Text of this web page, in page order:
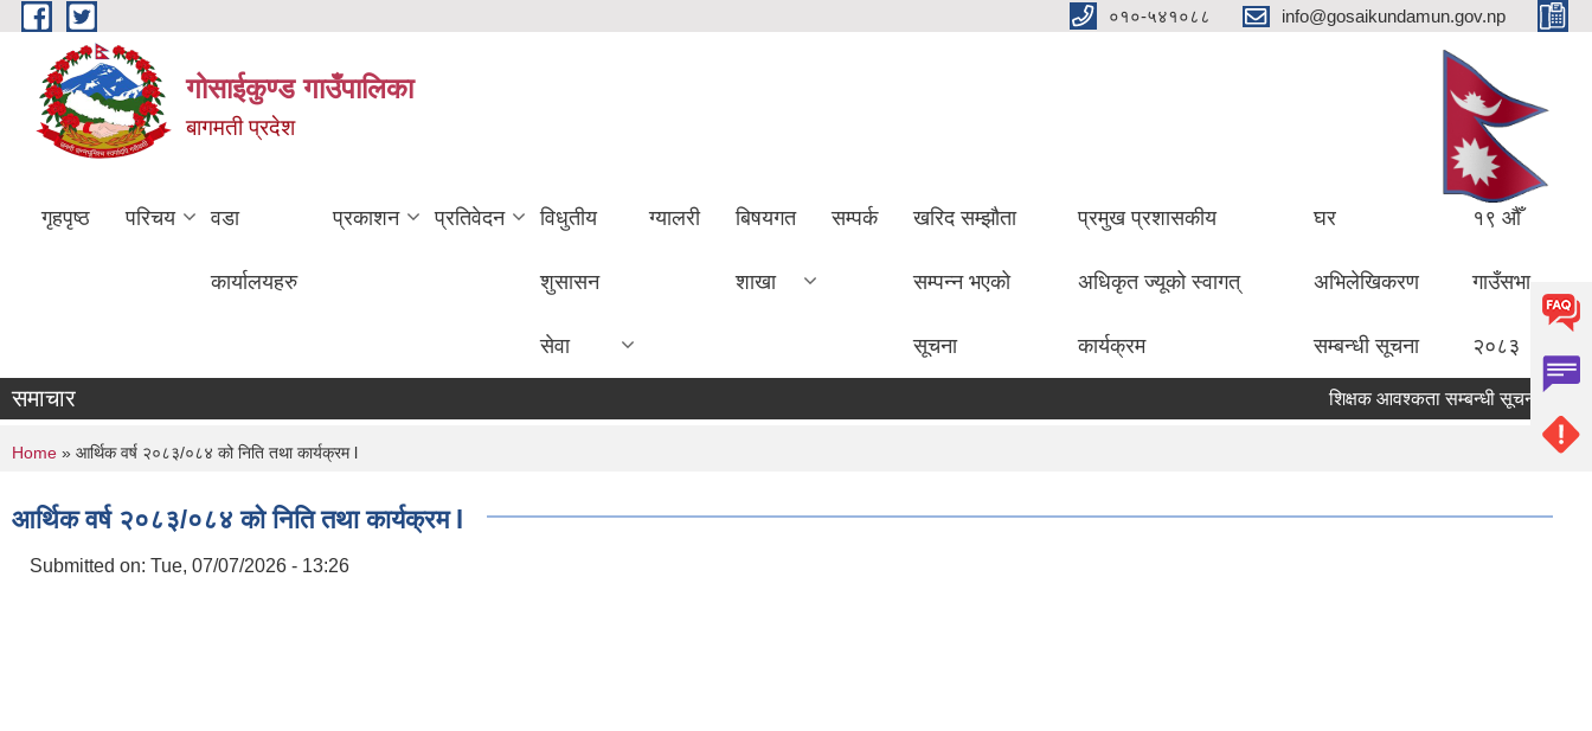
Skip to main content ०१०-५४१०८८ info@gosaikundamun.gov.np
गोसाईकुण्ड गाउँपालिका
बागमती प्रदेश
गृहपृष्ठ परिचय वडा
कार्यालयहरु
प्रकाशन प्रतिवेदन विधुतीय
शुसासन
सेवा
ग्यालरी बिषयगत
शाखा
सम्पर्क खरिद सम्झौता
सम्पन्न भएको
सूचना
प्रमुख प्रशासकीय
अधिकृत ज्यूको स्वागत्
कार्यक्रम
घर
अभिलेखिकरण
सम्बन्धी सूचना
१९ औँ
गाउँसभा
२०८३
समाचार शिक्षक आवश्कता सम्बन्धी सूचना ।
You are here
Home » आर्थिक वर्ष २०८३/०८४ को निति तथा कार्यक्रम l
आर्थिक वर्ष २०८३/०८४ को निति तथा कार्यक्रम l
Submitted on: Tue, 07/07/2026 - 13:26